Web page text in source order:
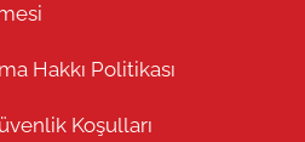
Hakkı Politikası
Koşulları